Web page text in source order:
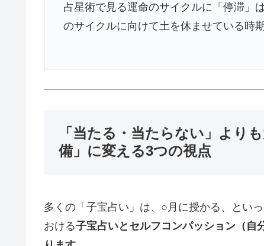
占星術で見る運命のサイクルに「停滞」
のサイクルに向けて土を休ませている時
「当たる・当たらない」より
備」に変える3つの視点
多くの「子宝占い」は、○月に授かる、とい
おける子宝占いとセルフコンパッション（自